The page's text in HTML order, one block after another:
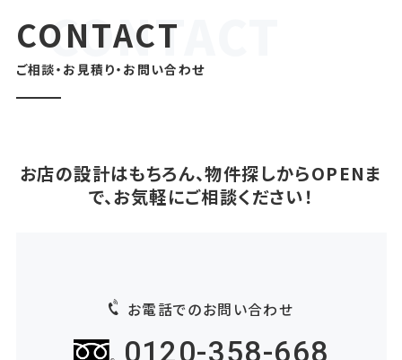
CONTACT
ご相談・お見積り・お問い合わせ
お店の設計はもちろん、物件探しからOPENま
で、お気軽にご相談ください！
お電話でのお問い合わせ
0120-358-668